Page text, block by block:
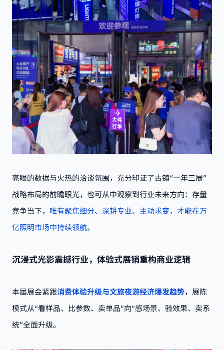
亮眼的数据与火热的洽谈氛围，充分印证了古镇“一年三展”
战略布局的前瞻眼光，也可从中观察到行业未来方向：存量
竞争当下， 唯有聚焦细分、深耕专业、主动求变，才能在万
亿照明市场中持续领航。
沉浸式光影震撼行业，体验式展销重构商业逻辑
本届展会紧跟消费体验升级与文旅夜游经济爆发趋势，展陈
模式从“看样品、比参数、卖单品”向“感场景、验效果、卖系
统”全面升级。